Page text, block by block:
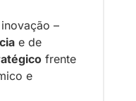
–
frente
e